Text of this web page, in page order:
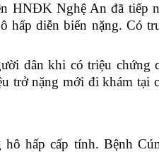
HNĐK Nghệ An đã tiếp
hấp diễn biến nặng. Có
dân khi có triệu chứng
trở nặng mới đi khám tại
hấp cấp tính. Bệnh